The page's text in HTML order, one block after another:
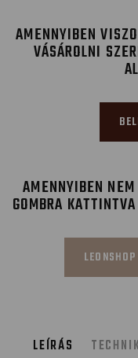
AMENNYIBEN
VÁSÁROLNI
AMENNYIBEN
GOMBRA
LEÍRÁS